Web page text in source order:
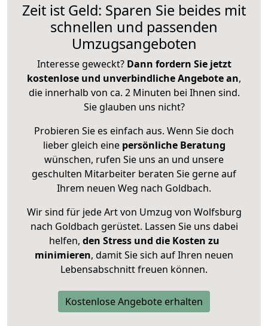
Zeit ist Geld: Sparen Sie beides mit
schnellen und passenden
Umzugsangeboten
Interesse geweckt? Dann fordern Sie jetzt
kostenlose und unverbindliche Angebote an,
die innerhalb von ca. 2 Minuten bei Ihnen sind.
Sie glauben uns nicht?
Probieren Sie es einfach aus. Wenn Sie doch
lieber gleich eine persönliche Beratung
wünschen, rufen Sie uns an und unsere
geschulten Mitarbeiter beraten Sie gerne auf
Ihrem neuen Weg nach Goldbach.
Wir sind für jede Art von Umzug von Wolfsburg
nach Goldbach gerüstet. Lassen Sie uns dabei
helfen, den Stress und die Kosten zu
minimieren, damit Sie sich auf Ihren neuen
Lebensabschnitt freuen können.
Kostenlose Angebote erhalten